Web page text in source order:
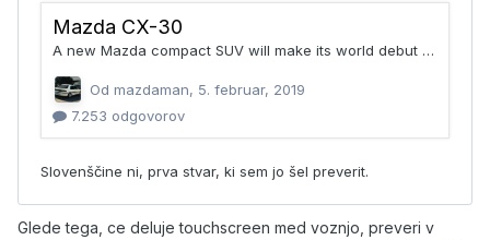
Glede tega, ce deluje touchscreen med voznjo, preveri v